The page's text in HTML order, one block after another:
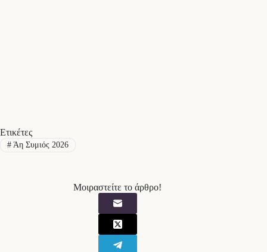
Ετικέτες
#Άη Συμιός 2026
Μοιραστείτε το άρθρο!